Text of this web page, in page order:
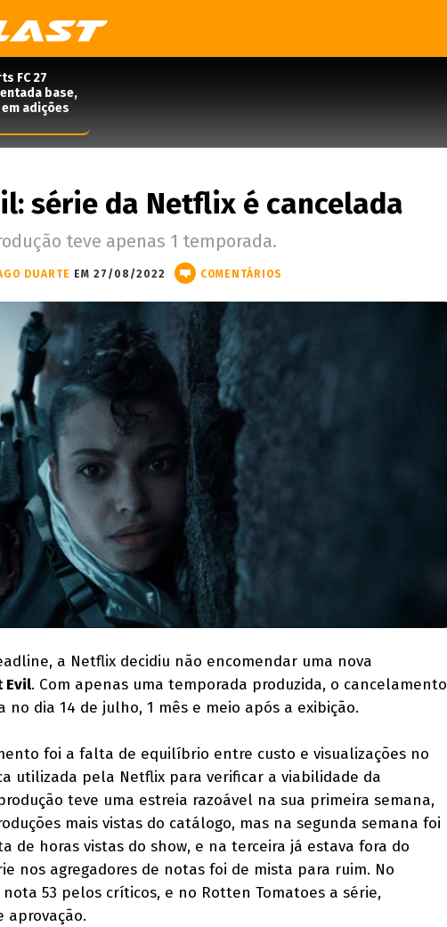
FC 27
base,
adições
série da Netflix é cancelada
teve apenas 1 temporada.
DUARTE EM 27/08/2022 COMENTÁRIOS
a Netflix decidiu não encomendar uma nova
Evil. Com apenas uma temporada produzida, o cancelamento
dia 14 de julho, 1 mês e meio após a exibição.
foi a falta de equilíbrio entre custo e visualizações no
utilizada pela Netflix para verificar a viabilidade da
teve uma estreia razoável na sua primeira semana,
mais vistas do catálogo, mas na segunda semana foi
de horas vistas do show, e na terceira já estava fora do
nos agregadores de notas foi de mista para ruim. No
53 pelos críticos, e no Rotten Tomatoes a série,
aprovação.